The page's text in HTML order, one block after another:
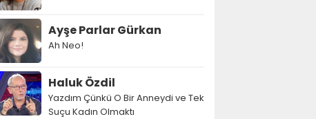
Ayşe Parlar Gürkan
Ah Neo!
Haluk Özdil
Yazdım Çünkü O Bir Anneydi ve Tek
Suçu Kadın Olmaktı